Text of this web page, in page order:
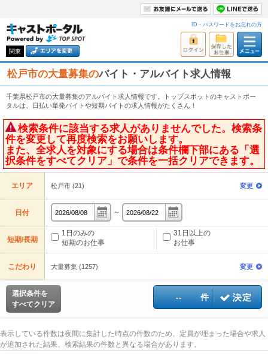
関東
ID・パスワードをお忘れの方
松戸市の大量募集のバイト・アルバイト求人情報
千葉県松戸市の大量募集のアルバイト求人情報です。トップスポットのキャストポー
タルは、日払い単発バイトや短期バイトの求人情報がたくさん！
検索条件に該当する求人がありませんでした。検索条
件を変更して再度検索をお願いします。
また、全求人を対象にする場合は条件欄下部にある「選
択条件をすべてクリア」で条件を一括クリアできます。
エリア 松戸市 (21) 変更
日付 ～
短期/長期
1日のみの
短期のお仕事
31日以上の
お仕事
こだわり 大量募集 (1257) 変更
選択条件を
すべてクリア
-- 件
表示している件数は夜間に集計した時点の件数のため、定員が埋まった場合や求人
が追加された結果、検索結果の件数と異なる場合があります。